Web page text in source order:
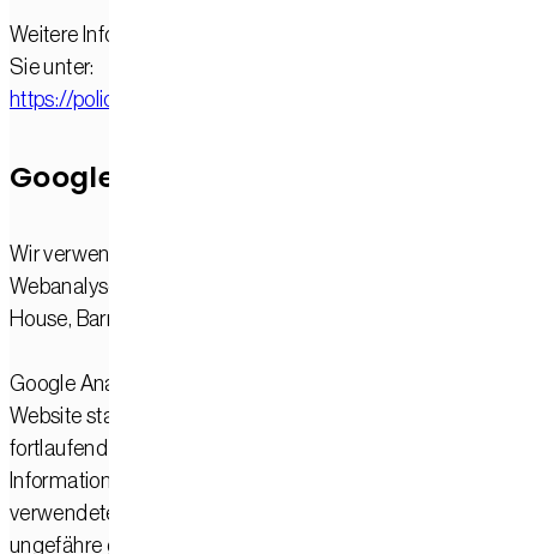
Weitere Informationen zum Datenschutz bei Google finden
Sie unter:
https://policies.google.com/privacy
Google Analytics
Wir verwenden auf unserer Website Google Analytics,
Webanalysedienst der Google Ireland Limited, Gordon
House, Barrow Street, Dublin 4, Irland.
Google Analytics ermöglicht es uns, die Nutzung unserer
Website statistisch auszuwerten und unser Online-
fortlaufend zu verbessern. Hierbei können unter anderem
Informationen über aufgerufene Seiten, Verweildauer,
verwendete Endgeräte, Browser, Betriebssysteme,
ungefähre geografische Herkunft, Referrer-URLs sowie